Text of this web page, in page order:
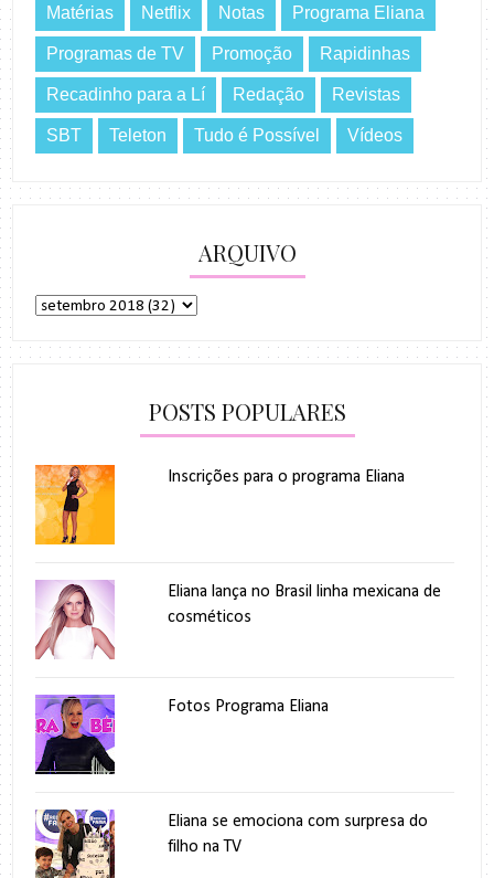
Matérias Netflix Notas Programa Eliana
Programas de TV Promoção Rapidinhas
Recadinho para a Lí Redação Revistas
SBT Teleton Tudo é Possível Vídeos
ARQUIVO
POSTS POPULARES
Inscrições para o programa Eliana
Eliana lança no Brasil linha mexicana de
cosméticos
Fotos Programa Eliana
Eliana se emociona com surpresa do
filho na TV